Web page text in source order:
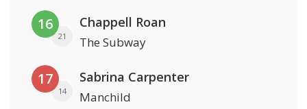
16
21
Chappell Roan
The Subway
17
14
Sabrina Carpenter
Manchild